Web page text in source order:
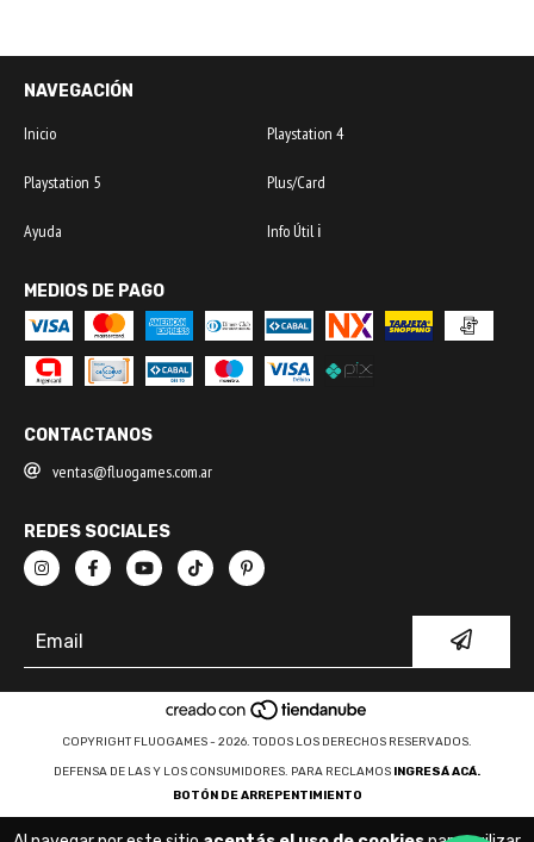
NAVEGACIÓN
Inicio Playstation 4
Playstation 5 Plus/Card
Ayuda Info Útil ℹ️
MEDIOS DE PAGO
CONTACTANOS
ventas@fluogames.com.ar
REDES SOCIALES
COPYRIGHT FLUOGAMES - 2026. TODOS LOS DERECHOS RESERVADOS.
DEFENSA DE LAS Y LOS CONSUMIDORES. PARA RECLAMOS INGRESÁ ACÁ.
BOTÓN DE ARREPENTIMIENTO